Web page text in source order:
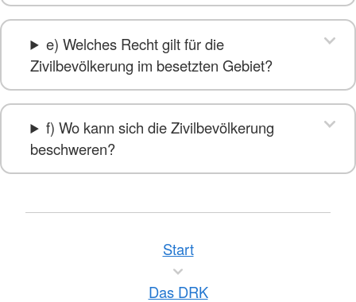
e) Welches Recht gilt für die
Zivilbevölkerung im besetzten Gebiet?
f) Wo kann sich die Zivilbevölkerung
beschweren?
Start
Das DRK